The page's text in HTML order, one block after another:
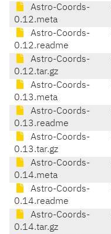
Astro-Coords-
0.12.meta
Astro-Coords-
0.12.readme
Astro-Coords-
0.12.tar.gz
Astro-Coords-
0.13.meta
Astro-Coords-
0.13.readme
Astro-Coords-
0.13.tar.gz
Astro-Coords-
0.14.meta
Astro-Coords-
0.14.readme
Astro-Coords-
0.14.tar.gz